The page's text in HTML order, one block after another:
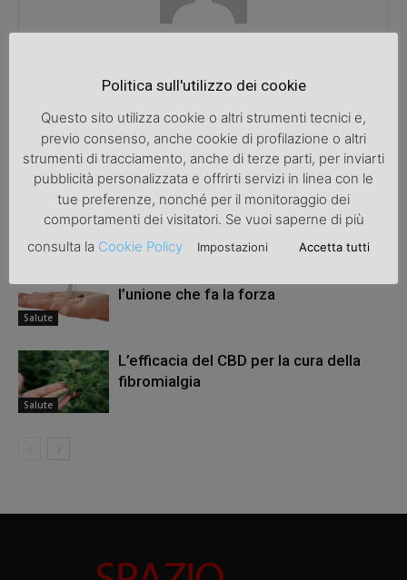
ARTICOLI CORRELATI ALTRO DALL'AUTORE
Osteoartrosi nei cani – Sintomi, Rimedi
e Trattamento
Salute
l’unione che fa la forza
Salute
L’efficacia del CBD per la cura della
fibromialgia
Politica sull'utilizzo dei cookie
Questo sito utilizza cookie o altri strumenti tecnici e,
previo consenso, anche cookie di profilazione o altri
strumenti di tracciamento, anche di terze parti, per inviarti
pubblicità personalizzata e offrirti servizi in linea con le
tue preferenze, nonché per il monitoraggio dei
comportamenti dei visitatori. Se vuoi saperne di più
consulta la Cookie Policy Impostazioni Accetta tutti